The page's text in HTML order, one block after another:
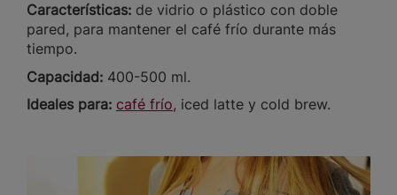
Características: de vidrio o plástico con doble
pared, para mantener el café frío durante más
tiempo.
Capacidad: 400-500 ml.
Ideales para: café frío, iced latte y cold brew.